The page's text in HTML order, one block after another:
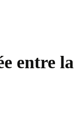
entre la